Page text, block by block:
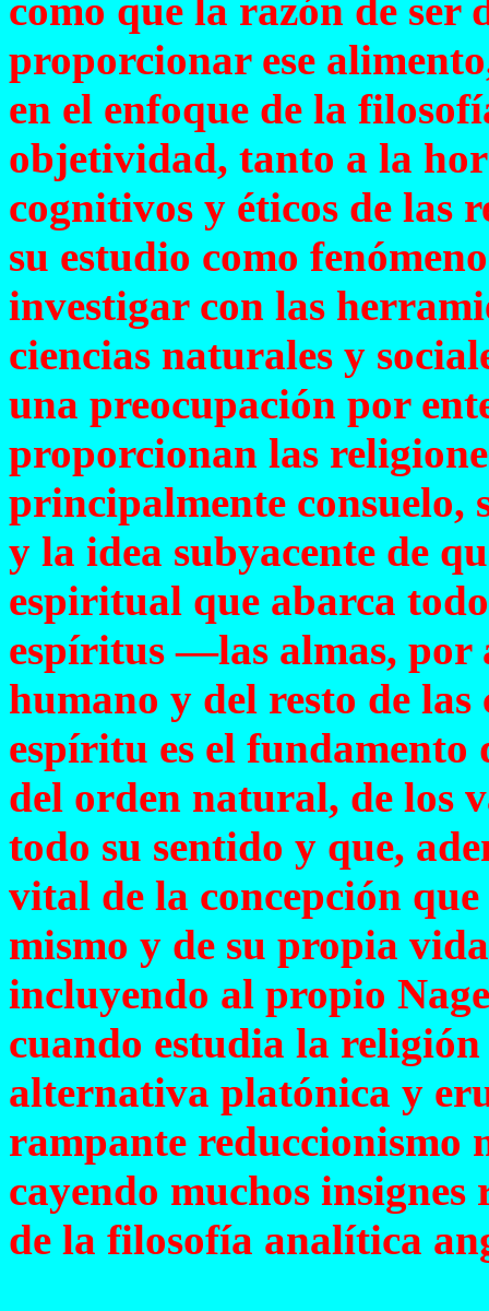
como que la razón de ser
proporcionar ese
en el enfoque de la
objetividad, tanto a la
cognitivos y éticos de las
su estudio como
investigar con las
ciencias naturales y
una preocupación por
proporcionan las
principalmente consuelo,
y la idea subyacente de
espiritual que abarca
espíritus —las almas, por
humano y del resto de
espíritu es el fundamento
del orden natural, de los
todo su sentido y que,
vital de la concepción
mismo y de su propia
incluyendo al propio
cuando estudia la
alternativa platónica y
rampante reduccionismo
cayendo muchos insignes
de la filosofía analítica